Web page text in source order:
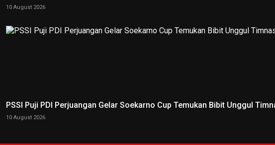
10 August 2026
PSSI Puji PDI Perjuangan Gelar Soekarno Cup Temukan Bibit Unggul
10 August 2026